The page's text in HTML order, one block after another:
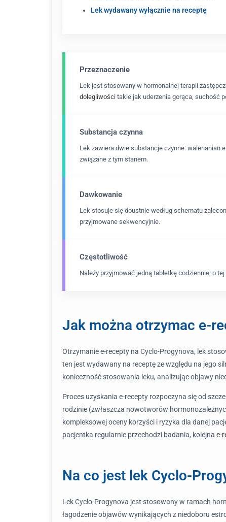
Lek wydawany wyłącznie na receptę
Przeznaczenie
Lek jest stosowany w hormonalnej terapii
dolegliwości takie jak uderzenia gorąca, suchość
Substancja czynna
Lek zawiera dwie substancje czynne: walerianian
związane z tym stanem.
Dawkowanie
Lek stosuje się doustnie według schematu
przyjmowane sekwencyjnie.
Częstotliwość
Należy przyjmować jedną tabletkę codziennie, o
Jak można otrzymac e-
Otrzymanie e-recepty na Cyclo-Progynova, lek
ten jest wydawany na receptę ze względu na jego
konieczność stosowania leku, analizując objawy
Proces uzyskania e-recepty rozpoczyna się od
rodzinie (zwłaszcza nowotworów
kompleksowej oceny korzyści i ryzyka dla danej
pacjentka regularnie przechodzi badania, kolejna e-
Na co jest lek Cyclo-
Lek Cyclo-Progynova jest stosowany w ramach
łagodzenie objawów wynikających z niedoboru